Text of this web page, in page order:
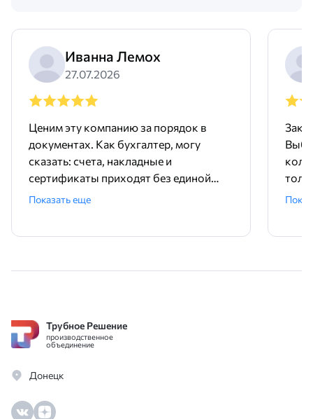
Иванна Лемох
27.07.2026
Ценим эту компанию за порядок в
документах. Как бухгалтер, могу
сказать: счета, накладные и
сертификаты приходят без единой
ошибки, все четко и вовремя.
Показать еще
Трубное Решение
производственное
объединение
Донецк